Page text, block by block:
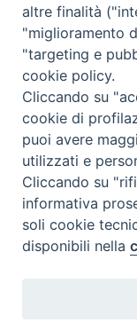
Contatti &
C.ne Aurelia, 50 –
Contatti
Scrivi a:
altre finalità
"miglioramento
"targeting e
cookie policy.
Cliccando su
cookie di
puoi avere
utilizzati e
Cliccando su
informativa
soli cookie
disponibili nella